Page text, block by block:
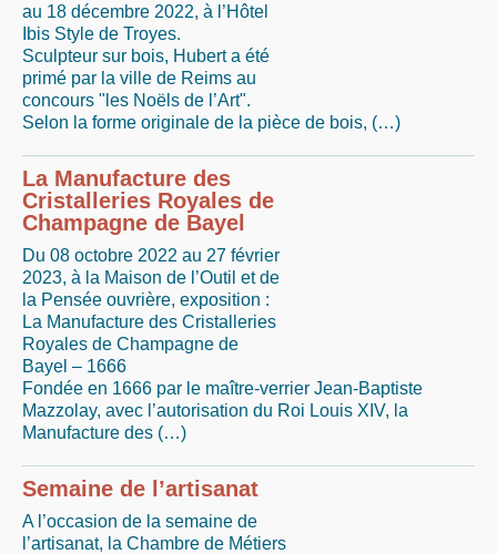
au 18 décembre 2022, à l’Hôtel
Ibis Style de Troyes.
Sculpteur sur bois, Hubert a été
primé par la ville de Reims au
concours "les Noëls de l’Art".
Selon la forme originale de la pièce de bois, (…)
La Manufacture des
Cristalleries Royales de
Champagne de Bayel
Du 08 octobre 2022 au 27 février
2023, à la Maison de l’Outil et de
la Pensée ouvrière, exposition :
La Manufacture des Cristalleries
Royales de Champagne de
Bayel – 1666
Fondée en 1666 par le maître-verrier Jean-Baptiste
Mazzolay, avec l’autorisation du Roi Louis XIV, la
Manufacture des (…)
Semaine de l’artisanat
A l’occasion de la semaine de
l’artisanat, la Chambre de Métiers